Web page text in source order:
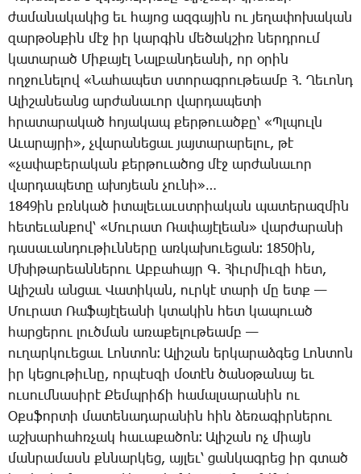
ժա­մա­նա­կա­կից եւ հա­յոց ազ­գա­յին ու յե­ղա­փո­խա­կան
զար­թօն­քին մէջ իր կար­գին մե­ծակ­շիռ ներդ­րում
կա­տա­րած ­Մի­քա­յէլ ­Նալ­բան­դեա­նի, որ օ­րին
ող­ջու­նե­լով «­Նա­հա­պետ ստո­րագ­րու­թեամբ Հ. ­Ղե­ւոնդ
Ա­լի­շա­նեանց ար­ժա­նա­ւոր վար­դա­պե­տի
հրա­տա­րա­կած հո­յա­կապ քեր­թո­ւած­քը՝ «Պլ­պուլն
Ա­ւա­րայ­րի», չվա­րա­նե­ցաւ յայ­տա­րա­րե­լու, թէ
«չա­փա­բե­րա­կան քեր­թո­ւա­ծոց մէջ ար­ժա­նա­ւոր
վար­դա­պե­տը ա­խո­յեան չու­նի»…
1849ին բռնկած ի­տա­լե­ւաւստ­րիա­կան պա­տե­րազ­մին
հե­տե­ւան­քով՝ «­Մու­րատ ­Ռա­փա­յէ­լեան» վար­ժա­րա­նի
դա­սա­ւան­դու­թիւն­նե­րը առ­կա­խո­ւե­ցան։ 1850ին,
Մ­խի­թա­րեան­նե­րու Աբ­բա­հայր Գ. ­Հիւր­միւ­զի հետ,
Ա­լի­շան ան­ցաւ ­Վա­տի­կան, ուր­կէ տա­րի մը ետք —
­Մու­րատ ­Ռա­ֆա­յէ­լեա­նի կտա­կին հետ կա­պո­ւած
հար­ցե­րու լուծ­ման ա­ռա­քե­լու­թեամբ —
ու­ղար­կո­ւե­ցաւ ­Լոն­տոն։ Ա­լի­շան եր­կա­րաձ­գեց ­Լոն­տոն
իր կե­ցու­թիւ­նը, որ­պէս­զի մօ­տէն ծա­նօ­թա­նայ եւ
ու­սում­նա­սի­րէ ­Քեմպ­րի­ճի հա­մալ­սա­րա­նին ու
Օքս­ֆոր­տի մա­տե­նա­դա­րա­նին հին ձե­ռա­գիր­նե­րու
աշ­խար­հահռ­չակ հա­ւա­քա­ծոն։ Ա­լի­շան ոչ միայն
ման­րա­մասն քննար­կեց, այ­լեւ՝ ցան­կագ­րեց իր գտած